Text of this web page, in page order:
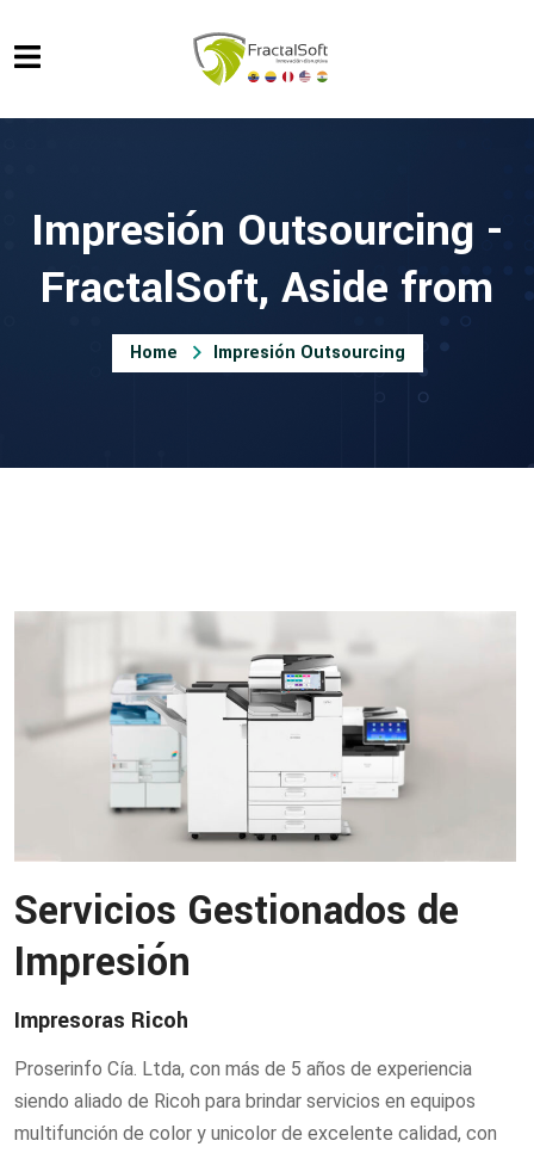
Impresión Outsourcing -
FractalSoft, Aside from
Home Impresión Outsourcing
Servicios Gestionados de
Impresión
Impresoras Ricoh
Proserinfo Cía. Ltda, con más de 5 años de experiencia
siendo aliado de Ricoh para brindar servicios en equipos
multifunción de color y unicolor de excelente calidad, con